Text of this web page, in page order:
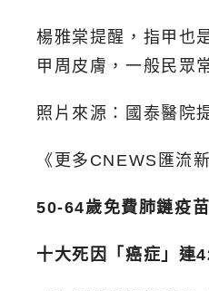
楊雅棠提醒，指甲也
甲周皮膚，一般民眾
照片來源：國泰醫院
《更多CNEWS匯流
50-64歲免費肺鏈疫
十大死因「癌症」連